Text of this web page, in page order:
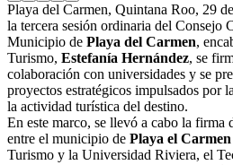
Playa del Carmen, Quintana Roo, 29
la tercera sesión ordinaria del Consejo
Municipio de Playa del Carmen,
Turismo, Estefanía Hernández, se
colaboración con universidades y se
proyectos estratégicos impulsados por
la actividad turística del destino.
En este marco, se llevó a cabo la firma
entre el municipio de Playa el Carmen
Turismo y la Universidad Riviera, el